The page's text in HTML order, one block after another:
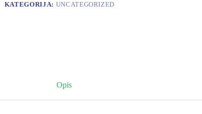
KATEGORIJA: UNCATEGORIZED
Opis